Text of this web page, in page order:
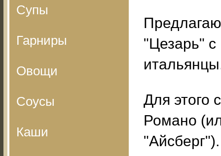
Супы
Гарниры
Овощи
Соусы
Каши
"Цезарь" с
Для этого
Романо
"Айсберг").